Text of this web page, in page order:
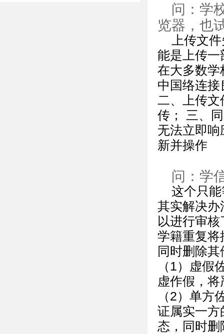
问：学
览器，也
上传文
能是上传一
在大多数学
中国络连
二、上传文
传； 三、
无法立即
新并操作
问：学
这个只
其实解决办
以进行审核
学籍重复将
同时删除
（1）虚假
虚作假，
（2）单方
证属实一方
态，同时